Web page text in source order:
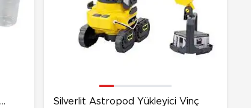
Silverlit Astropod Yükleyici Vinç